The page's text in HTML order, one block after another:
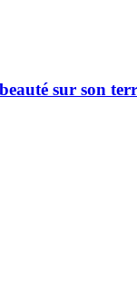
sur son